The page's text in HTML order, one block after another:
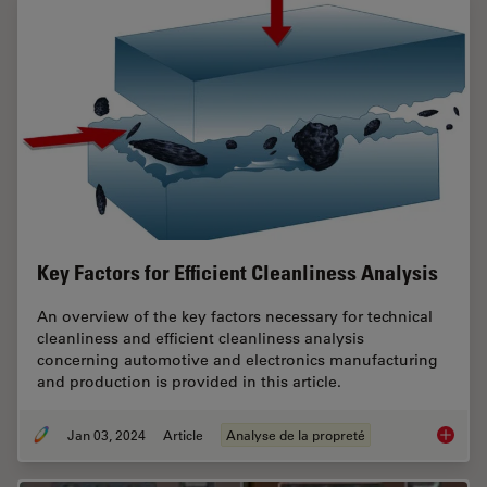
Key Factors for Efficient Cleanliness Analysis
An overview of the key factors necessary for technical
cleanliness and efficient cleanliness analysis
concerning automotive and electronics manufacturing
and production is provided in this article.
Jan 03, 2024 Article Analyse de la propreté Key